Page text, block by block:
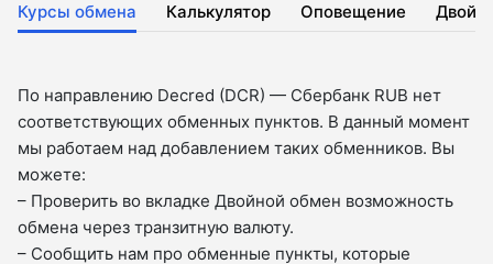
Курсы обмена Калькулятор Оповещение
По направлению Decred (DCR) — Сбербанк RUB нет
соответствующих обменных пунктов. В данный момент
мы работаем над добавлением таких обменников. Вы
можете:
– Проверить во вкладкe Двойной обмен возможность
обмена через транзитную валюту.
– Сообщить нам про обменные пункты, которые